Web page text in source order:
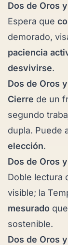
Dos de Oros y
Espera que
demorado,
paciencia
desvivirse.
Dos de Oros y
Cierre de un
segundo
dupla. Puede
elección.
Dos de Oros y
Doble lectura
visible; la
mesurado
sostenible.
Dos de Oros y